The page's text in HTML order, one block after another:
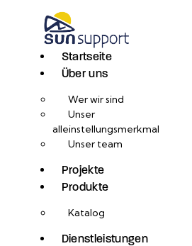
Startseite
Über uns
Wer wir sind
Unser
alleinstellungsmerkmal
Unser team
Projekte
Produkte
Katalog
Dienstleistungen